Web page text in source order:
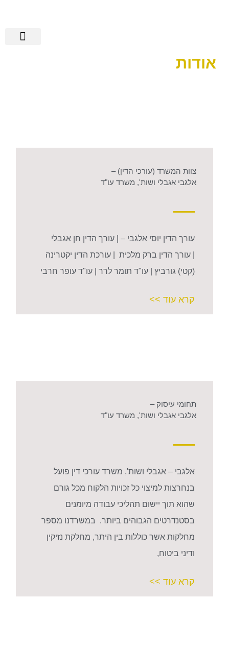
אודות
צוות המשרד (עורכי הדין) –
אלגבי אגבלי ושות', משרד עו"ד
עורך הדין יוסי אלגבי – | עורך הדין חן אגבלי
| עורך הדין ברק מלכית | עורכת הדין יקטרינה
(קטי) גורביץ | עו"ד תומר לרר | עו"ד עופר חרבי
קרא עוד >>
תחומי עיסוק –
אלגבי אגבלי ושות', משרד עו"ד
אלגבי – אגבלי ושות', משרד עורכי דין פועל
בנחרצות למיצוי כל זכויות הלקוח מכל גורם
שהוא תוך יישום תהליכי עבודה מיומנים
בסטנדרטים הגבוהים ביותר. במשרדנו מספר
מחלקות אשר כוללות בין היתר, מחלקת נזיקין
ודיני ביטוח,
קרא עוד >>